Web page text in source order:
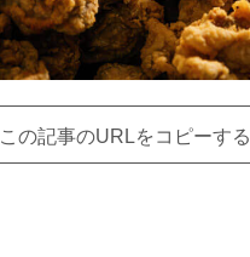
この記事のURLをコピーする